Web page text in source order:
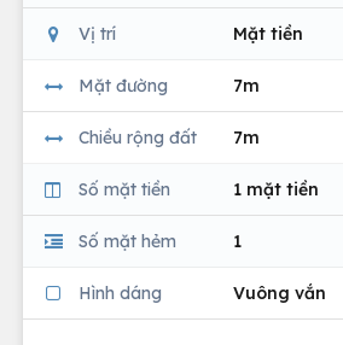
Vị trí Mặt tiền
Mặt đường 7m
Chiều rộng đất 7m
Số mặt tiền 1 mặt tiền
Số mặt hẻm 1
Hình dáng Vuông vắn